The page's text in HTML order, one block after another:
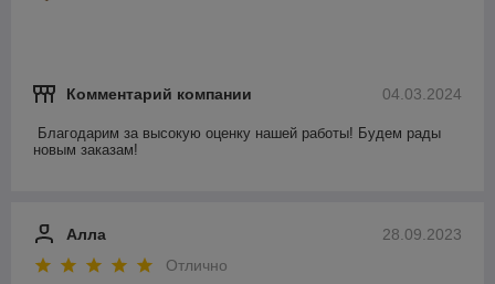
04.03.2024
Комментарий компании
Благодарим за высокую оценку нашей работы! Будем рады
новым заказам!
28.09.2023
Алла
Отлично